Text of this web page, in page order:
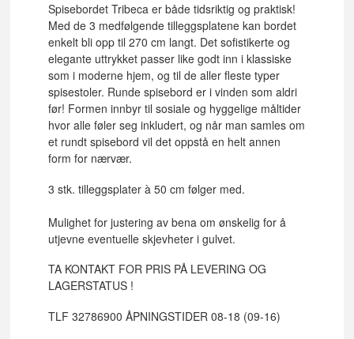
Spisebordet Tribeca er både tidsriktig og praktisk!
Med de 3 medfølgende tilleggsplatene kan bordet
enkelt bli opp til 270 cm langt. Det sofistikerte og
elegante uttrykket passer like godt inn i klassiske
som i moderne hjem, og til de aller fleste typer
spisestoler. Runde spisebord er i vinden som aldri
før! Formen innbyr til sosiale og hyggelige måltider
hvor alle føler seg inkludert, og når man samles om
et rundt spisebord vil det oppstå en helt annen
form for nærvær.
3 stk. tilleggsplater à 50 cm følger med.
Mulighet for justering av bena om ønskelig for å
utjevne eventuelle skjevheter i gulvet.
TA KONTAKT FOR PRIS PÅ LEVERING OG
LAGERSTATUS !
TLF 32786900 ÅPNINGSTIDER 08-18 (09-16)